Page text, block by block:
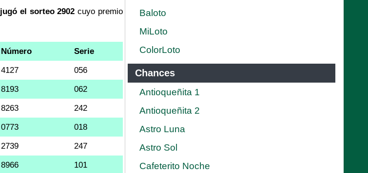
jugó el sorteo 2902 cuyo premio
Número Serie
4127 056
8193 062
8263 242
0773 018
2739 247
8966 101
Baloto
MiLoto
ColorLoto
Chances
Antioqueñita 1
Antioqueñita 2
Astro Luna
Astro Sol
Cafeterito Noche